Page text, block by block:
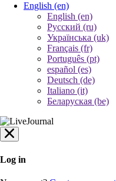
English (en)
English (en)
Русский (ru)
Українська (uk)
Français (fr)
Português (pt)
español (es)
Deutsch (de)
Italiano (it)
Беларуская (be)
Log in